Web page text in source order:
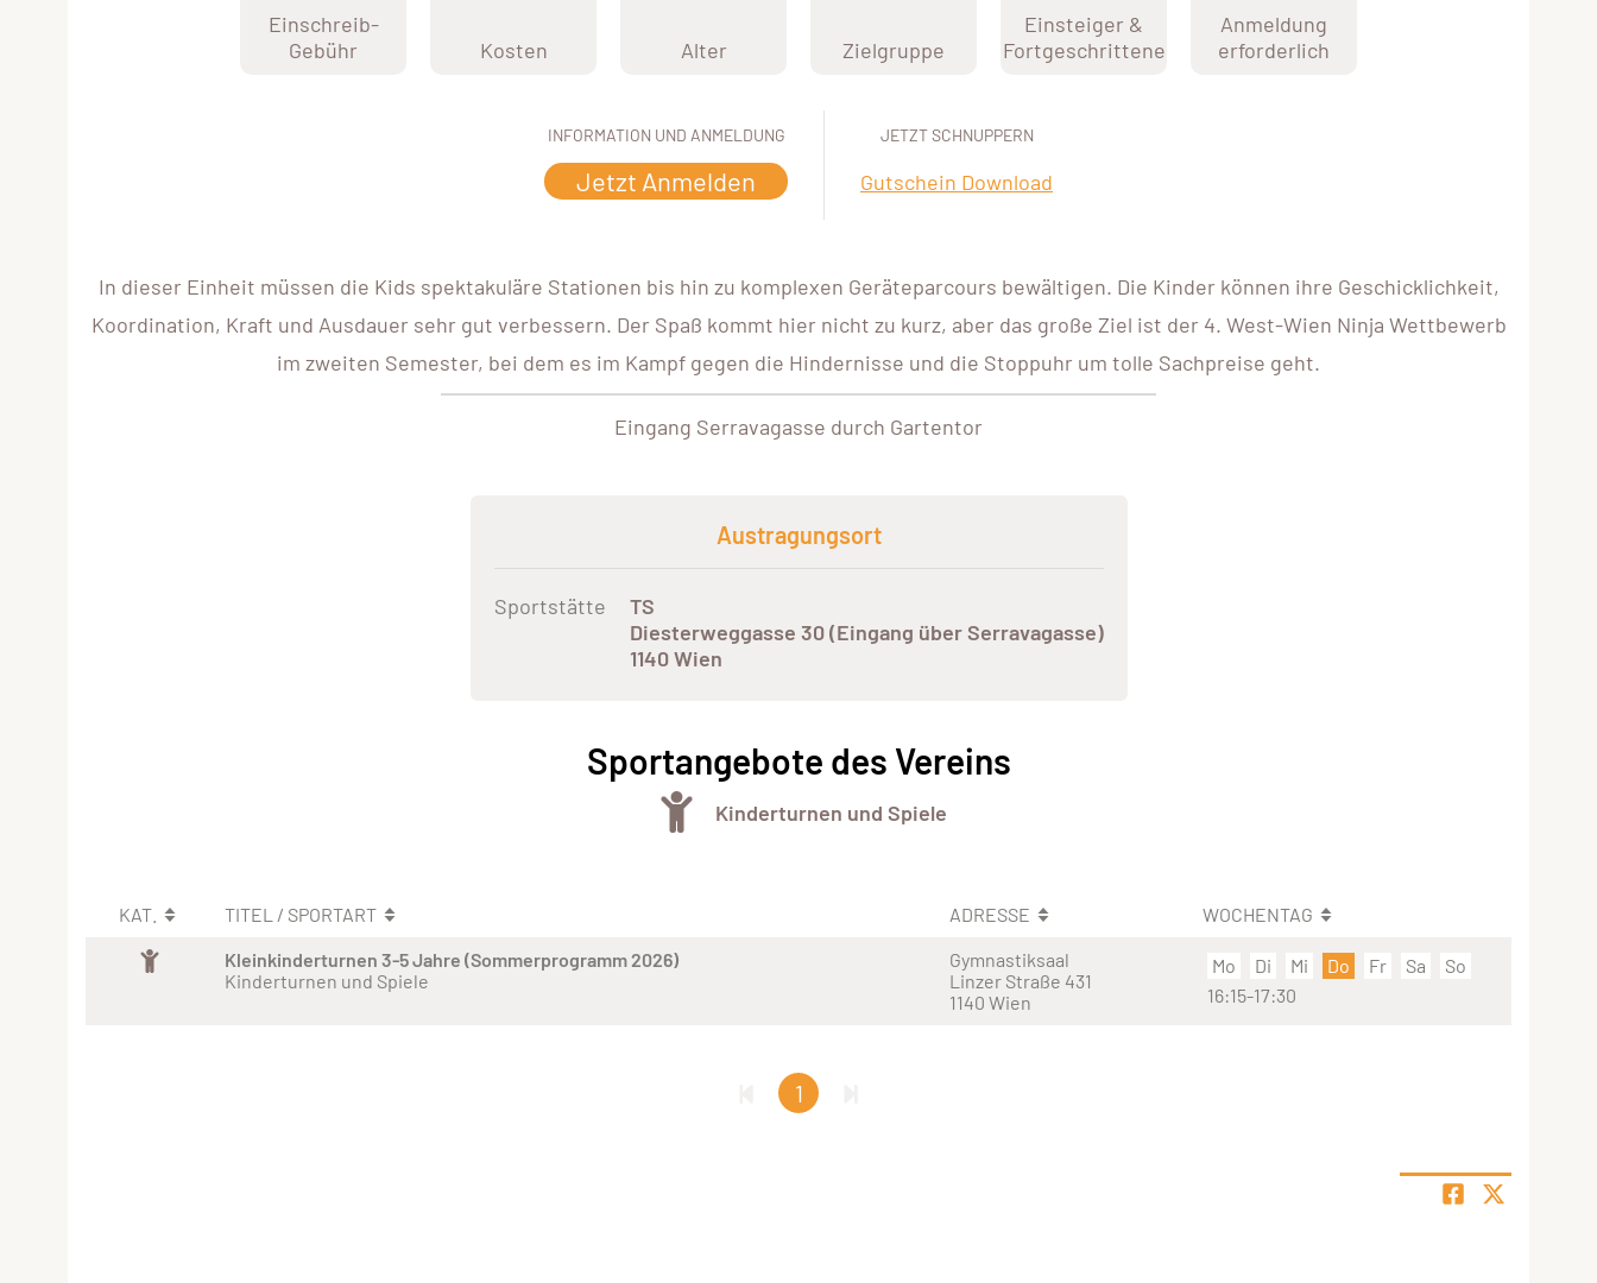
Einschreib-
Gebühr
Kosten Alter Zielgruppe
Einsteiger &
Fortgeschrittene
Anmeldung
erforderlich
INFORMATION UND ANMELDUNG
Jetzt Anmelden
JETZT SCHNUPPERN
Gutschein Download
In dieser Einheit müssen die Kids spektakuläre Stationen bis hin zu komplexen Geräteparcours bewältigen. Die Kinder können ihre Geschicklichkeit,
Koordination, Kraft und Ausdauer sehr gut verbessern. Der Spaß kommt hier nicht zu kurz, aber das große Ziel ist der 4. West-Wien Ninja Wettbewerb
im zweiten Semester, bei dem es im Kampf gegen die Hindernisse und die Stoppuhr um tolle Sachpreise geht.
Eingang Serravagasse durch Gartentor
Austragungsort
Sportstätte
TS
Diesterweggasse 30 (Eingang über Serravagasse)
1140 Wien
Sportangebote des Vereins
Kinderturnen und Spiele
KAT. TITEL / SPORTART ADRESSE
WOCHENTAG
Kleinkinderturnen 3-5 Jahre (Sommerprogramm 2026)
Kinderturnen und Spiele
Gymnastiksaal
Linzer Straße 431
1140 Wien
Mo Di Mi Do Fr Sa
So
16:15-17:30
1